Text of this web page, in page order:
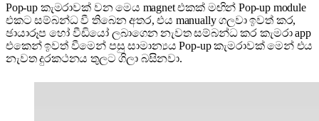
Pop-up කැමරාවක් වන මෙය magnet එකක් මඟින් Pop-up module
එකට සම්බන්ධ වී තිබෙන අතර, එය manually ගලවා ඉවත් කර,
ඡායාරූප හෝ වීඩියෝ ලබාගෙන නැවත සම්බන්ධ කර කැමරා app
එකෙන් ඉවත් වීමෙන් පසු සාමාන්‍යය Pop-up කැමරාවක් මෙන් එය
නැවත දුරකථනය තුලට ගිලා බසිනවා.